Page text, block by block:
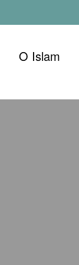
O Islam